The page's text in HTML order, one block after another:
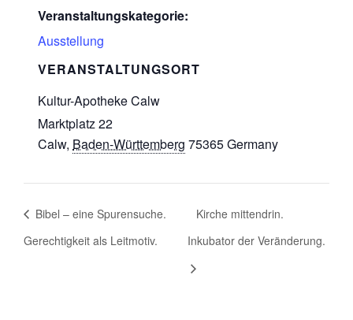
Veranstaltungskategorie:
Ausstellung
VERANSTALTUNGSORT
Kultur-Apotheke Calw
Marktplatz 22
Calw, Baden-Württemberg 75365Germany
Bibel – eine Spurensuche.
Gerechtigkeit als Leitmotiv.
Kirche mittendrin.
Inkubator der Veränderung.